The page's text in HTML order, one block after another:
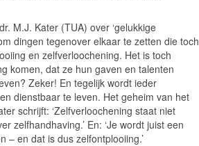
M.J. Kater (TUA) over ‘gelukkige
dingen tegenover elkaar te zetten die toch
en zelfverloochening. Het is toch
komen, dat ze hun gaven en talenten
Zeker! En tegelijk wordt ieder
dienstbaar te leven. Het geheim van het
schrijft: ‘Zelfverloochening staat niet
zelfhandhaving.’ En: ‘Je wordt juist een
– en dat is dus zelfontplooiing.’